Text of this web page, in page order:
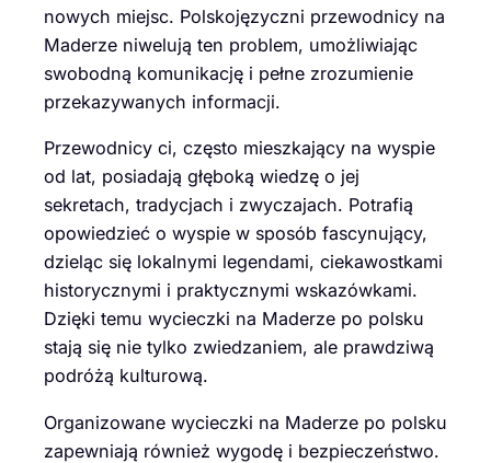
nowych miejsc. Polskojęzyczni przewodnicy na
Maderze niwelują ten problem, umożliwiając
swobodną komunikację i pełne zrozumienie
przekazywanych informacji.
Przewodnicy ci, często mieszkający na wyspie
od lat, posiadają głęboką wiedzę o jej
sekretach, tradycjach i zwyczajach. Potrafią
opowiedzieć o wyspie w sposób fascynujący,
dzieląc się lokalnymi legendami, ciekawostkami
historycznymi i praktycznymi wskazówkami.
Dzięki temu wycieczki na Maderze po polsku
stają się nie tylko zwiedzaniem, ale prawdziwą
podróżą kulturową.
Organizowane wycieczki na Maderze po polsku
zapewniają również wygodę i bezpieczeństwo.